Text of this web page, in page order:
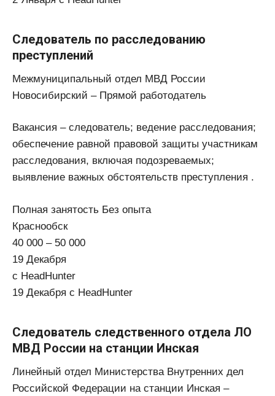
Следователь по расследованию
преступлений
Межмуниципальный отдел МВД России
Новосибирский – Прямой работодатель
Вакансия – следователь; ведение расследования;
обеспечение равной правовой защиты участникам
расследования, включая подозреваемых;
выявление важных обстоятельств преступления .
Полная занятость Без опыта
Краснообск
40 000 – 50 000
19 Декабря
с HeadHunter
19 Декабря с HeadHunter
Следователь следственного отдела ЛО
МВД России на станции Инская
Линейный отдел Министерства Внутренних дел
Российской Федерации на станции Инская –